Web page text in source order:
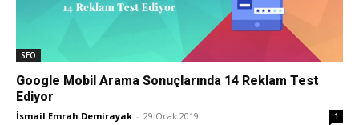
ve
SEO
Google Mobil Arama Sonuçlarında 14 Reklam Test
Ediyor
İsmail Emrah Demirayak - 29 Ocak 2019 1